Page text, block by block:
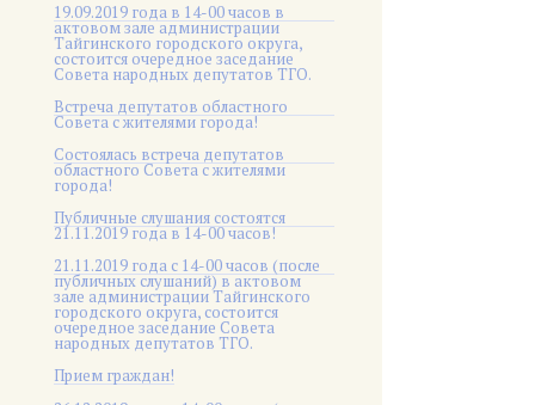
19.09.2019 года в 14-00 часов в
актовом зале администрации
Тайгинского городского округа,
состоится очередное заседание
Совета народных депутатов ТГО.
Встреча депутатов областного
Совета с жителями города!
Состоялась встреча депутатов
областного Совета с жителями
города!
Публичные слушания состоятся
21.11.2019 года в 14-00 часов!
21.11.2019 года с 14-00 часов (после
публичных слушаний) в актовом
зале администрации Тайгинского
городского округа, состоится
очередное заседание Совета
народных депутатов ТГО.
Прием граждан!